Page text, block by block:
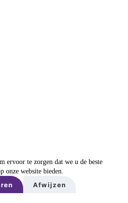
ervoor te zorgen dat we u de beste
onze website bieden.
Afwijzen